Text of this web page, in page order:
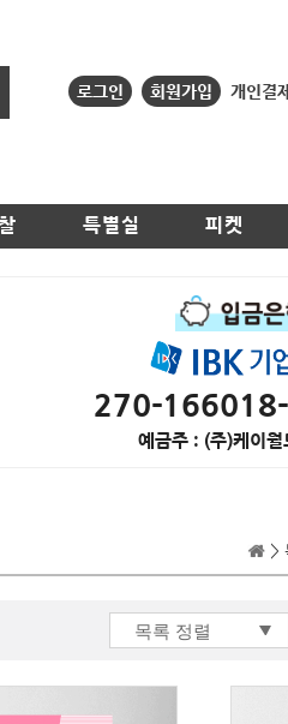
로그인 회원가입 개인결
특별실 피켓
270-
예금주 : (주)케이월
>